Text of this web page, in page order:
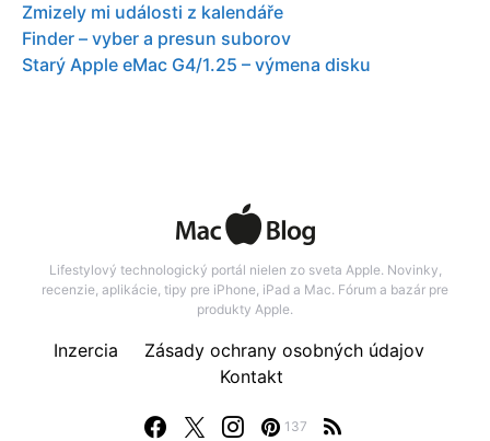
Zmizely mi události z kalendáře
Finder – vyber a presun suborov
Starý Apple eMac G4/1.25 – výmena disku
Lifestylový technologický portál nielen zo sveta Apple. Novinky,
recenzie, aplikácie, tipy pre iPhone, iPad a Mac. Fórum a bazár pre
produkty Apple.
137
Inzercia
Zásady ochrany osobných údajov
Kontakt